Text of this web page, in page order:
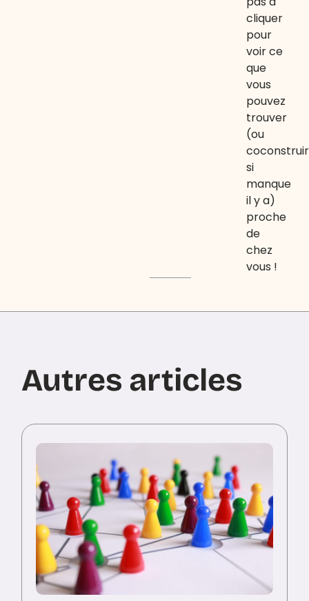
cliquer
pour
voir ce
que
vous
pouvez
trouver
(ou
si
manque
il y a)
proche
de
chez
vous !
Autres articles